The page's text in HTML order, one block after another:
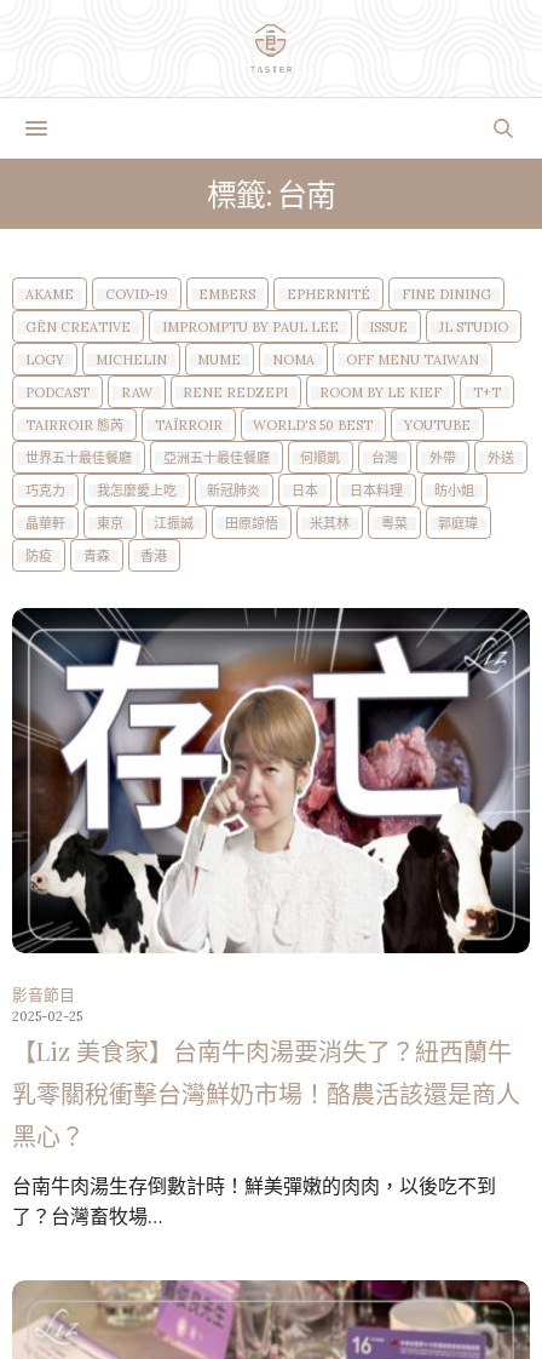
標籤: 台南
AKAME COVID-19 EMBERS EPHERNITÉ
FINE DINING
GĒN CREATIVE
IMPROMPTU BY PAUL LEE ISSUE
JL STUDIO
LOGY
MICHELIN MUME NOMA
OFF MENU TAIWAN
PODCAST
RAW RENE REDZEPI ROOM BY LE KIEF
T+T
TAIRROIR 態芮
TAÏRROIR WORLD'S 50 BEST
YOUTUBE
世界五十最佳餐廳
亞洲五十最佳餐廳 何順凱 台灣 外帶
外送
巧克力
我怎麼愛上吃 新冠肺炎 日本 日本料理
昉小姐
晶華軒
東京 江振誠 田原諒悟 米其林 粵菜
郭庭瑋
防疫
青森 香港
影音節目
2025-02-25
【Liz 美食家】台南牛肉湯要消失了？紐西蘭牛
乳零關稅衝擊台灣鮮奶市場！酪農活該還是商人
黑心？
台南牛肉湯生存倒數計時！鮮美彈嫩的肉肉，以後吃不到
了？台灣畜牧場…